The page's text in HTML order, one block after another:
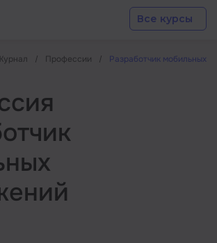
Все курсы
Профессии
Разработчик мобильных